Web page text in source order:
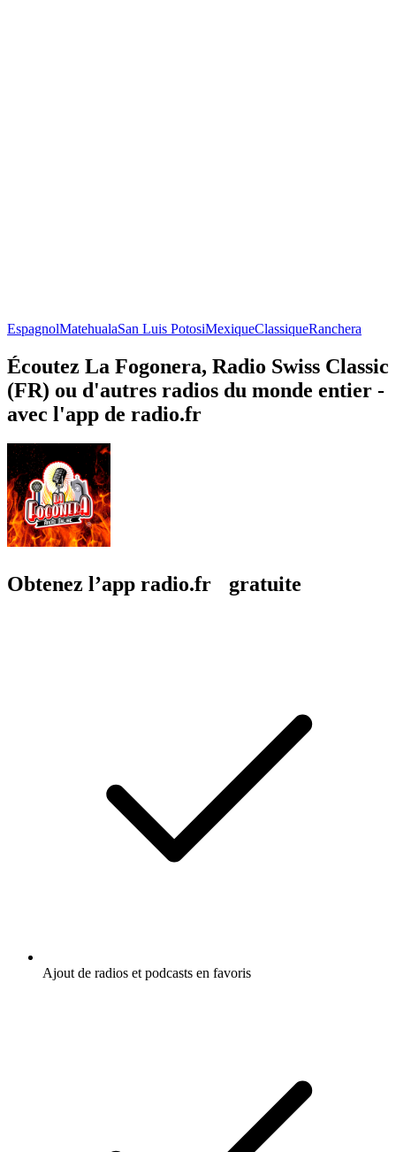
EspagnolMatehualaSan Luis PotosiMexiqueClassiqueRanchera
Écoutez La Fogonera, Radio Swiss Classic
(FR) ou d'autres radios du monde entier -
avec l'app de radio.fr
Obtenez l’app radio.fr gratuite
Ajout de radios et podcasts en favoris